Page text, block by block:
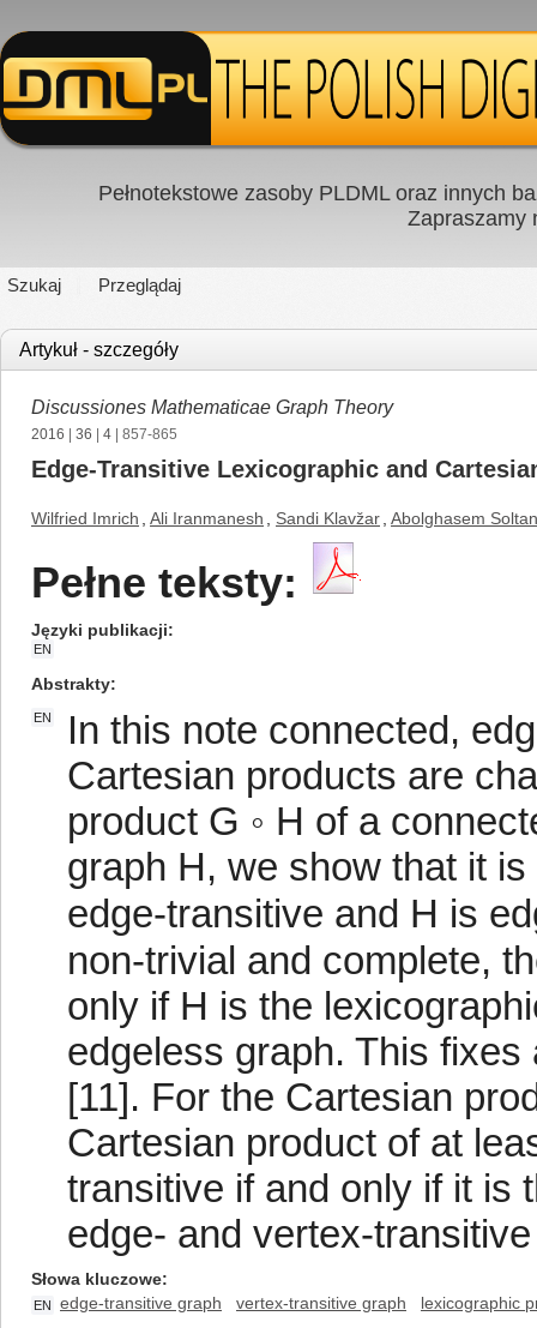
Pełnotekstowe zasoby PLDML oraz innych
Zapraszamy
Szukaj Przeglądaj
Artykuł - szczegóły
Discussiones Mathematicae Graph Theory
2016 36 4 | 857-865
Edge-Transitive Lexicographic and
Wilfried Imrich Ali Iranmanesh Sandi Klavžar Abolghasem
Pełne teksty:
Języki publikacji
EN
Abstrakty
EN
In this note connected,
Cartesian products are
product G ◦ H of a
graph H, we show that it
edge-transitive and H is
non-trivial and complete,
only if H is the
edgeless graph. This
[11]. For the Cartesian
Cartesian product of at
transitive if and only if it is
edge- and vertex-
Słowa kluczowe
EN edge-transitive graph vertex-transitive graph
lexicographic